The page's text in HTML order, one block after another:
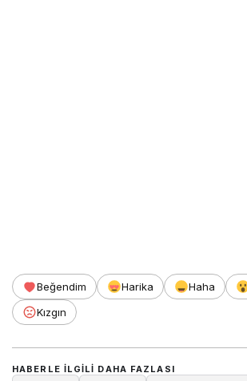
Beğendim Harika Haha
Kızgın
HABERLE ILGILI DAHA FAZLASI